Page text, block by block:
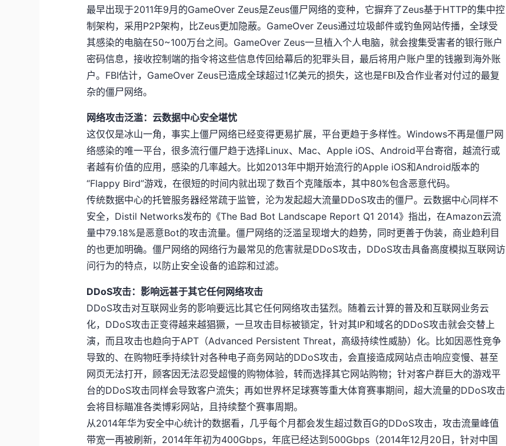
最早出现于2011年9月的GameOver Zeus是Zeus僵尸网络的变种，它摒弃了Zeus基于HTTP的集中控
制架构，采用P2P架构，比Zeus更加隐蔽。GameOver Zeus通过垃圾邮件或钓鱼网站传播，全球受
其感染的电脑在50~100万台之间。GameOver Zeus一旦植入个人电脑，就会搜集受害者的银行账户
密码信息，接收控制端的指令将这些信息传回给幕后的犯罪头目，最后将用户账户里的钱搬到海外账
户。FBI估计，GameOver Zeus已造成全球超过1亿美元的损失，这也是FBI及合作业者对付过的最复
杂的僵尸网络。
网络攻击泛滥：云数据中心安全堪忧
这仅仅是冰山一角，事实上僵尸网络已经变得更易扩展，平台更趋于多样性。Windows不再是僵尸网
络感染的唯一平台，很多流行僵尸趋于选择Linux、Mac、Apple iOS、Android平台寄宿，越流行或
者越有价值的应用，感染的几率越大。比如2013年中期开始流行的Apple iOS和Android版本的
“Flappy Bird”游戏，在很短的时间内就出现了数百个克隆版本，其中80%包含恶意代码。
传统数据中心的托管服务器经常疏于监管，沦为发起超大流量DDoS攻击的僵尸。云数据中心同样不
安全，Distil Networks发布的《The Bad Bot Landscape Report Q1 2014》指出，在Amazon云流
量中79.18%是恶意Bot的攻击流量。僵尸网络的泛滥呈现增大的趋势，同时更善于伪装，商业趋利目
的也更加明确。僵尸网络的网络行为最常见的危害就是DDoS攻击，DDoS攻击具备高度模拟互联网访
问行为的特点，以防止安全设备的追踪和过滤。
DDoS攻击：影响远甚于其它任何网络攻击
DDoS攻击对互联网业务的影响要远比其它任何网络攻击猛烈。随着云计算的普及和互联网业务云
化，DDoS攻击正变得越来越猖獗，一旦攻击目标被锁定，针对其IP和域名的DDoS攻击就会交替上
演，而且攻击也趋向于APT（Advanced Persistent Threat，高级持续性威胁）化。比如因恶性竞争
导致的、在购物旺季持续针对各种电子商务网站的DDoS攻击，会直接造成网站点击响应变慢、甚至
网页无法打开，顾客因无法忍受超慢的购物体验，转而选择其它网站购物；针对客户群巨大的游戏平
台的DDoS攻击同样会导致客户流失；再如世界杯足球赛等重大体育赛事期间，超大流量的DDoS攻击
会将目标瞄准各类博彩网站，且持续整个赛事周期。
从2014年华为安全中心统计的数据看，几乎每个月都会发生超过数百G的DDoS攻击，攻击流量峰值
带宽一再被刷新，2014年年初为400Gbps，年底已经达到500Gbps（2014年12月20日，针对中国